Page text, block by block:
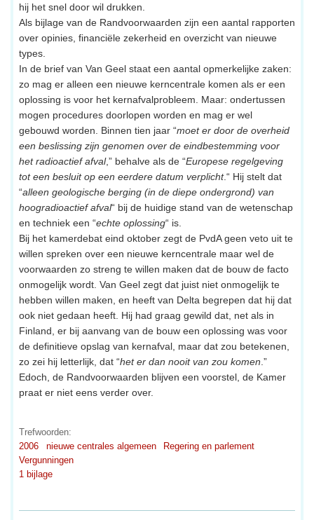
hij het snel door wil drukken.
Als bijlage van de Randvoorwaarden zijn een aantal rapporten
over opinies, financiële zekerheid en overzicht van nieuwe
types.
In de brief van Van Geel staat een aantal opmerkelijke zaken:
zo mag er alleen een nieuwe kerncentrale komen als er een
oplossing is voor het kernafvalprobleem. Maar: ondertussen
mogen procedures doorlopen worden en mag er wel
gebouwd worden. Binnen tien jaar “moet er door de overheid
een beslissing zijn genomen over de eindbestemming voor
het radioactief afval,” behalve als de “Europese regelgeving
tot een besluit op een eerdere datum verplicht.“ Hij stelt dat
“alleen geologische berging (in de diepe ondergrond) van
hoogradioactief afval“ bij de huidige stand van de wetenschap
en techniek een “echte oplossing“ is.
Bij het kamerdebat eind oktober zegt de PvdA geen veto uit te
willen spreken over een nieuwe kerncentrale maar wel de
voorwaarden zo streng te willen maken dat de bouw de facto
onmogelijk wordt. Van Geel zegt dat juist niet onmogelijk te
hebben willen maken, en heeft van Delta begrepen dat hij dat
ook niet gedaan heeft. Hij had graag gewild dat, net als in
Finland, er bij aanvang van de bouw een oplossing was voor
de definitieve opslag van kernafval, maar dat zou betekenen,
zo zei hij letterlijk, dat “het er dan nooit van zou komen .”
Edoch, de Randvoorwaarden blijven een voorstel, de Kamer
praat er niet eens verder over.
Trefwoorden:
2006
nieuwe centrales algemeen
Regering en parlement
Vergunningen
1 bijlage